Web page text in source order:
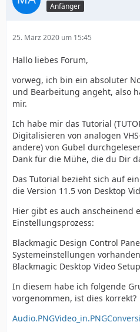
Anfänger
25. März 2020 um 15:45
Hallo liebes Forum,
vorweg, ich bin ein absoluter
und Bearbeitung angeht, also
mir.
Ich habe mir das Tutorial
Digitalisieren von analogen
andere) von Gubel
Dank für die Mühe, die du Dir
Das Tutorial bezieht sich auf
die Version 11.5 von Desktop
Hier gibt es auch anscheinend
Einstellungsprozess:
Blackmagic Design Control
Systemeinstellungen
Blackmagic Desktop Video
In diesem habe ich folgende
vorgenommen, ist dies korrekt?
Audio.PNGVideo_in.PNG